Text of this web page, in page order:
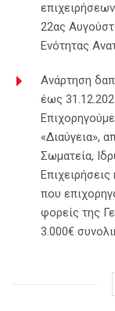
22ας
Ενότητας
Ανάρτηση
έως
«Διαύγεια»,
Σωματεία,
που
φορείς της
3.000€